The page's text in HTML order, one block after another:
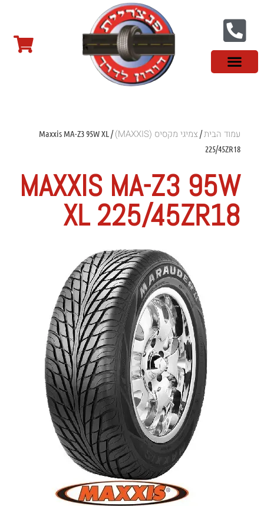
עמוד הבית/צמיגי מקסיס (MAXXIS)
/ Maxxis MA-Z3 95W XL
225/45ZR18
MAXXIS MA-Z3 95W
XL 225/45ZR18